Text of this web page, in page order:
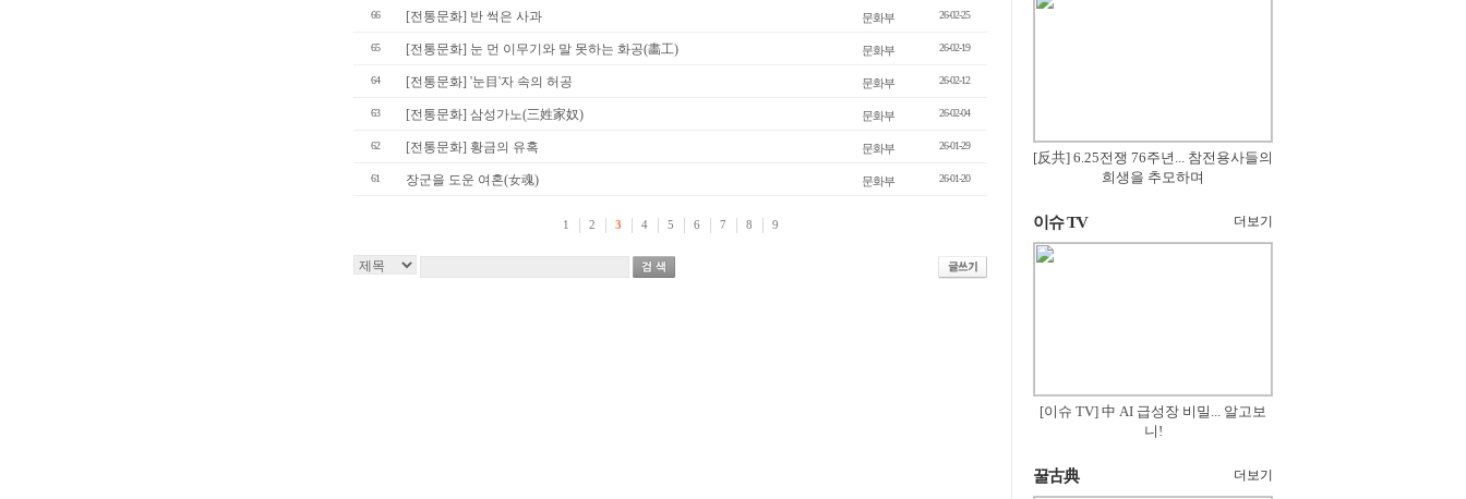
66 [전통문화] 반 썩은 사과 문화부 26-02-25
65 [전통문화] 눈 먼 이무기와 말 못하는 화공(畵工) 문화부 26-02-19
64 [전통문화] '눈目'자 속의 허공 문화부 26-02-12
63 [전통문화] 삼성가노(三姓家奴) 문화부 26-02-04
62 [전통문화] 황금의 유혹 문화부 26-01-29
61 장군을 도운 여혼(女魂) 문화부 26-01-20
1 2 3 4 5 6 7 8 9
[反共] 6.25전쟁 76주년... 참전용사들의
희생을 추모하며
이슈 TV 더보기
[이슈 TV] 中 AI 급성장 비밀... 알고보
니!
꿀古典 더보기